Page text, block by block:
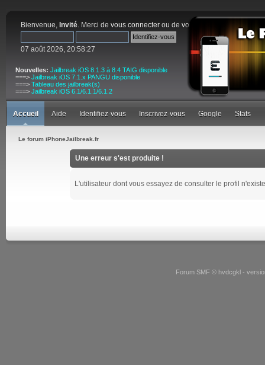
Bienvenue, Invité. Merci de vous connecter ou de vous inscrire
07 août 2026, 20:58:27
Nouvelles: Jailbreak iOS 8.1.3 à 8.4 TAIG disponible
===> Jailbreak iOS 7.1.x PANGU disponible
===> Tableau des jailbreak(s)
===> Jailbreak iOS 6.1/6.1.1/6.1.2
Accueil Aide Identifiez-vous Inscrivez-vous Google Stats
Le forum iPhoneJailbreak.fr
Une erreur s'est produite !
L'utilisateur dont vous essayez de consulter le profil
Forum SMF © hvdcgkl -